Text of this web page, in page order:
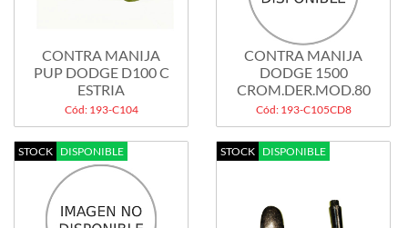
CONTRA MANIJA
PUP DODGE D100 C
ESTRIA
Cód: 193-C104
CONTRA MANIJA
DODGE 1500
CROM.DER.MOD.80
Cód: 193-C105CD8
STOCK DISPONIBLE STOCK DISPONIBLE